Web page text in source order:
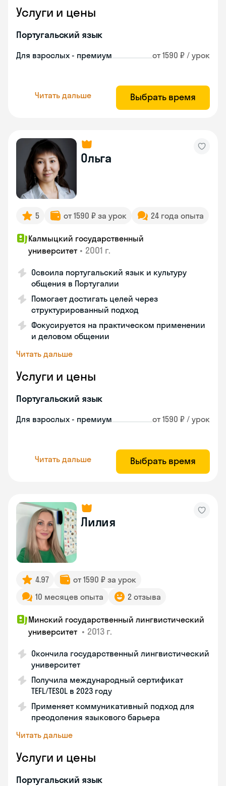
Услуги и цены
Португальский язык
Для взрослых - премиум от 1590 ₽ / урок
Читать дальше Выбрать время
Ольга
5 от 1590 ₽ за урок 24 года опыта
Калмыцкий государственный
университет • 2001 г.
Освоила португальский язык и культуру
общения в Португалии
Помогает достигать целей через
структурированный подход
Фокусируется на практическом применении
и деловом общении
Читать дальше
Услуги и цены
Португальский язык
Для взрослых - премиум от 1590 ₽ / урок
Читать дальше Выбрать время
Лилия
4.97
от 1590 ₽ за урок
10 месяцев опыта
2 отзыва
Минский государственный лингвистический
университет • 2013 г.
Окончила государственный лингвистический
университет
Получила международный сертификат
TEFL/TESOL в 2023 году
Применяет коммуникативный подход для
преодоления языкового барьера
Читать дальше
Услуги и цены
Португальский язык